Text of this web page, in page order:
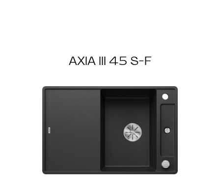
AXIA III 45 S-F